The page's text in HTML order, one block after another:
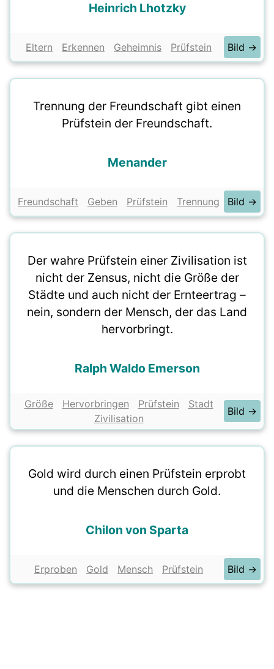
Heinrich Lhotzky
Eltern Erkennen Geheimnis Prüfstein Bild →
Trennung der Freundschaft gibt einen
Prüfstein der Freundschaft.
Menander
Freundschaft Geben Prüfstein Trennung Bild →
Der wahre Prüfstein einer Zivilisation ist
nicht der Zensus, nicht die Größe der
Städte und auch nicht der Ernteertrag –
nein, sondern der Mensch, der das Land
hervorbringt.
Ralph Waldo Emerson
Größe Hervorbringen Prüfstein
Stadt
Zivilisation
Bild →
Gold wird durch einen Prüfstein erprobt
und die Menschen durch Gold.
Chilon von Sparta
Erproben Gold Mensch Prüfstein Bild →